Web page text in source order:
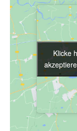
Klicke
Klicke